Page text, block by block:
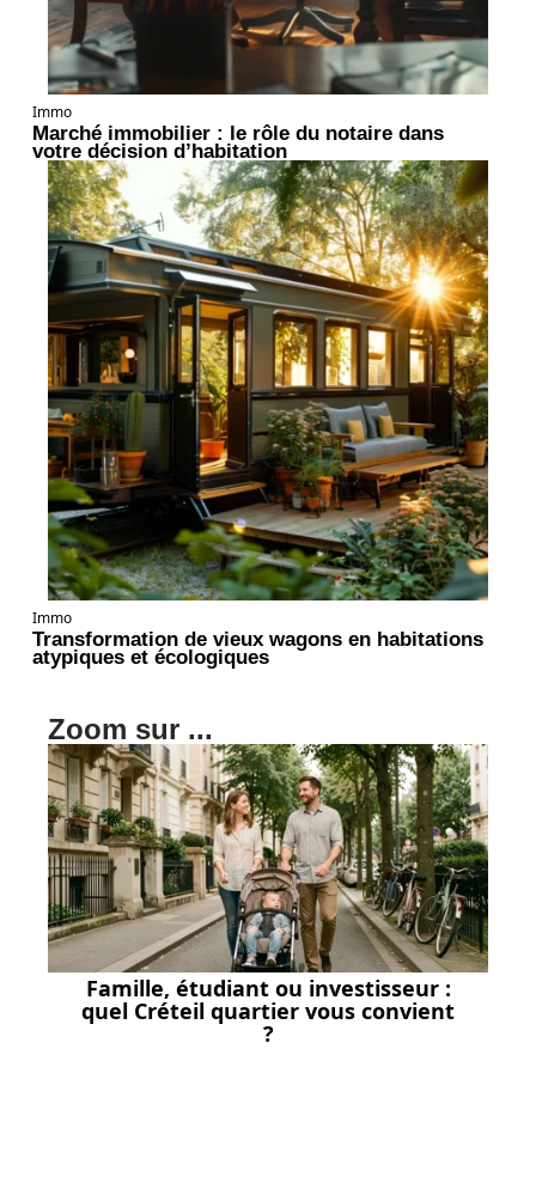
Immo
Marché immobilier : le rôle du notaire dans
votre décision d’habitation
Immo
Transformation de vieux wagons en habitations
atypiques et écologiques
Zoom sur ...
Famille, étudiant ou investisseur :
quel Créteil quartier vous convient
?